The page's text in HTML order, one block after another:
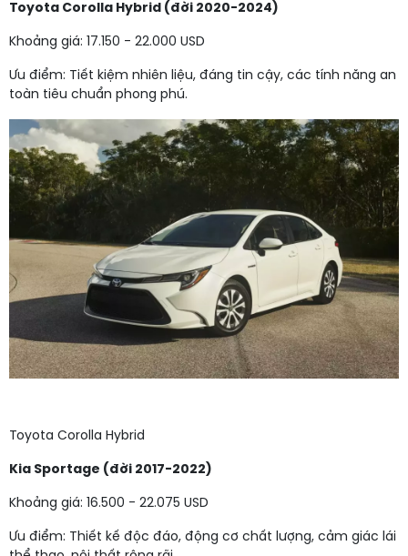
Toyota Corolla Hybrid (đời 2020-2024)
Khoảng giá: 17.150 - 22.000 USD
Ưu điểm: Tiết kiệm nhiên liệu, đáng tin cậy, các tính năng an
toàn tiêu chuẩn phong phú.
Toyota Corolla Hybrid
Kia Sportage (đời 2017-2022)
Khoảng giá: 16.500 - 22.075 USD
Ưu điểm: Thiết kế độc đáo, động cơ chất lượng, cảm giác lái